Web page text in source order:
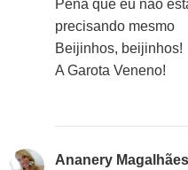
Pena que eu não
precisando mesmo
Beijinhos, beijinhos!
A Garota Veneno!
Ananery Magalhães